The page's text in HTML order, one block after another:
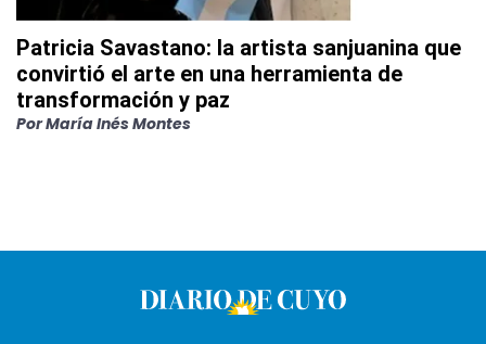
Patricia Savastano: la artista sanjuanina que
convirtió el arte en una herramienta de
transformación y paz
PorMaría Inés Montes